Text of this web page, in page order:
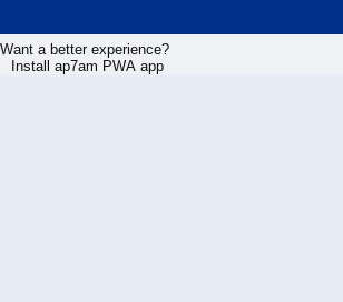
Want a better experience?
Install ap7am PWA app